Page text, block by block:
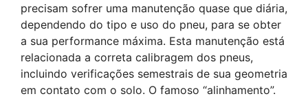
precisam sofrer uma manutenção quase que diária,
dependendo do tipo e uso do pneu, para se obter
a sua performance máxima. Esta manutenção está
relacionada a correta calibragem dos pneus,
incluindo verificações semestrais de sua geometria
em contato com o solo. O famoso “alinhamento”.